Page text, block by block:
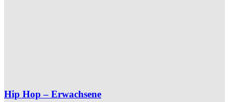
Hip Hop – Erwachsene